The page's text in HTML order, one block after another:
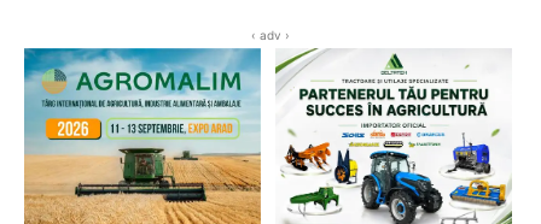
‹ adv ›